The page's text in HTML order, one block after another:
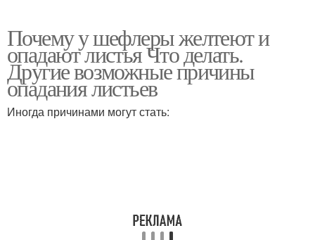
Почему у шефлеры желтеют и
опадают листья Что делать.
Другие возможные причины
опадания листьев
Иногда причинами могут стать: